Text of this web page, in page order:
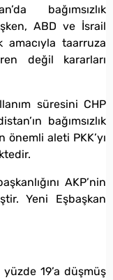
bağımsızlık
ABD ve İsrail
amacıyla taarruza
değil kararları
süresini CHP
bağımsızlık
aleti PKK’yı
AKP’nin
Yeni Eşbaşkan
19’a düşmüş